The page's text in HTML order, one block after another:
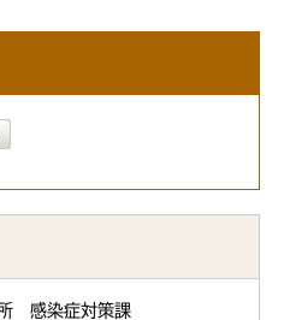
感染症対策課